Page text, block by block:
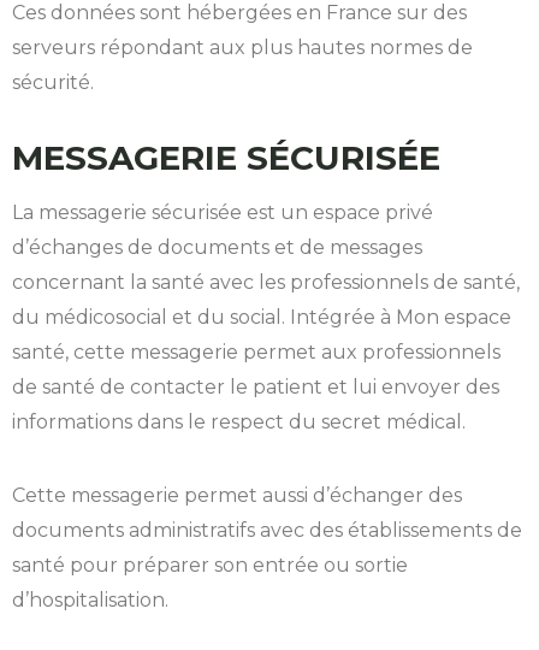
Ces données sont hébergées en France sur des
serveurs répondant aux plus hautes normes de
sécurité.
MESSAGERIE SÉCURISÉE
La messagerie sécurisée est un espace privé
d’échanges de documents et de messages
concernant la santé avec les professionnels de santé,
du médicosocial et du social. Intégrée à Mon espace
santé, cette messagerie permet aux professionnels
de santé de contacter le patient et lui envoyer des
informations dans le respect du secret médical.
Cette messagerie permet aussi d’échanger des
documents administratifs avec des établissements de
santé pour préparer son entrée ou sortie
d’hospitalisation.